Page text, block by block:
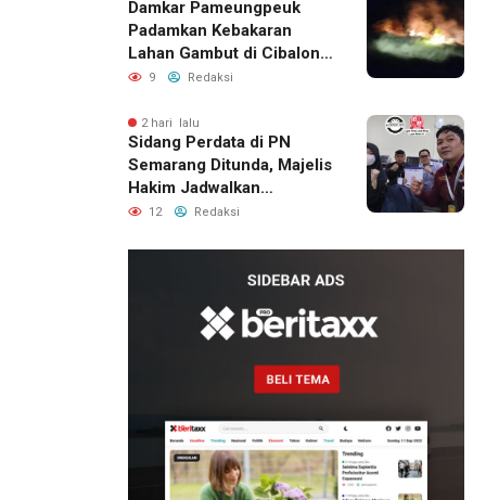
Damkar Pameungpeuk
Padamkan Kebakaran
Lahan Gambut di Cibalong,
Permukiman Warga
9 Redaksi
2 hari lalu
Sidang Perdata di PN
Semarang Ditunda, Majelis
Hakim Jadwalkan
Pemanggilan Ulang BPR
12 Redaksi
1 hari lalu
Pemilik
Royal
Phone